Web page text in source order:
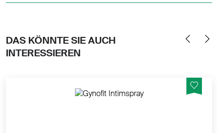
DAS KÖNNTE SIE AUCH
INTERESSIEREN